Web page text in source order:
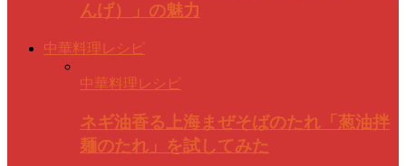
んげ）」の魅力
中華料理レシピ
中華料理レシピ
ネギ油香る上海まぜそばのたれ「葱油拌
麺のたれ」を試してみた